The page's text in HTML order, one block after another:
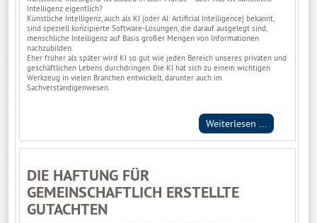
Intelligenz eigentlich?
Künstliche Intelligenz, auch als KI (oder AI: Artificial Intelligence) bekannt,
sind speziell konzipierte Software-Lösungen, die darauf ausgelegt sind,
menschliche Intelligenz auf Basis großer Mengen von Informationen
nachzubilden.
Eher früher als später wird KI so gut wie jeden Bereich unseres privaten und
geschäftlichen Lebens durchdringen. Die KI hat sich zu einem wichtigen
Werkzeug in vielen Branchen entwickelt, darunter auch im
Sachverständigenwesen.
Weiterlesen ...
DIE HAFTUNG FÜR
GEMEINSCHAFTLICH ERSTELLTE
GUTACHTEN